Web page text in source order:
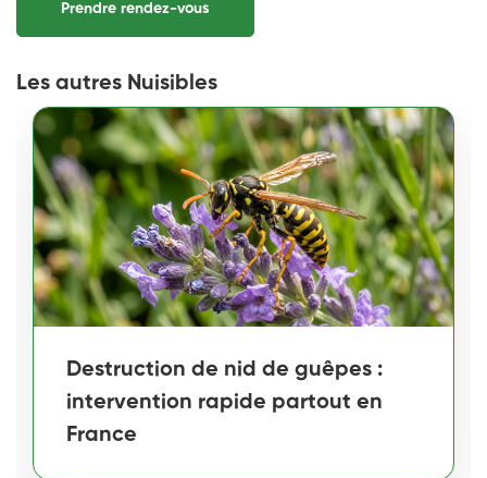
Prendre rendez-vous
Les autres Nuisibles
Destruction de nid de guêpes :
intervention rapide partout en
France